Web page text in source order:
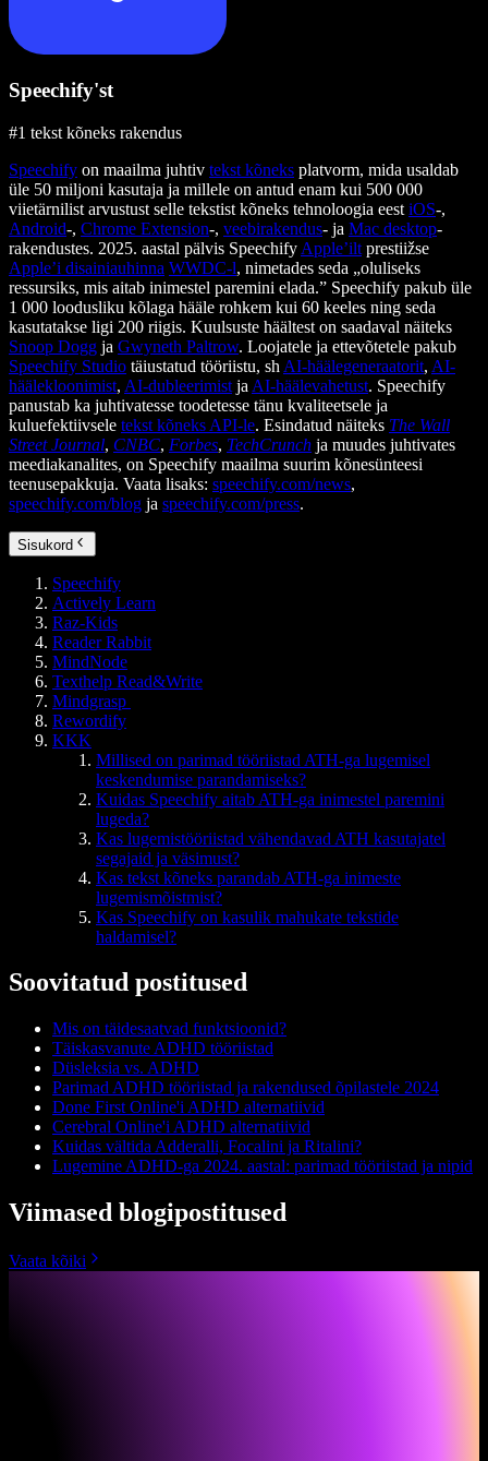
Speechify'st
#1 tekst kõneks rakendus
Speechify on maailma juhtiv tekst kõneks platvorm, mida usaldab
üle 50 miljoni kasutaja ja millele on antud enam kui 500 000
viietärnilist arvustust selle tekstist kõneks tehnoloogia eest iOS-,
Android-, Chrome Extension-, veebirakendus- ja Mac desktop-
rakendustes. 2025. aastal pälvis Speechify Apple’ilt prestiižse
Apple’i disainiauhinna WWDC-l, nimetades seda „oluliseks
ressursiks, mis aitab inimestel paremini elada.” Speechify pakub üle
1 000 loodusliku kõlaga hääle rohkem kui 60 keeles ning seda
kasutatakse ligi 200 riigis. Kuulsuste häältest on saadaval näiteks
Snoop Dogg ja Gwyneth Paltrow. Loojatele ja ettevõtetele pakub
Speechify Studio täiustatud tööriistu, sh AI-häälegeneraatorit, AI-
häälekloonimist, AI-dubleerimist ja AI-häälevahetust. Speechify
panustab ka juhtivatesse toodetesse tänu kvaliteetsele ja
kuluefektiivsele tekst kõneks API-le. Esindatud näiteks The Wall
Street Journal, CNBC, Forbes, TechCrunch ja muudes juhtivates
meediakanalites, on Speechify maailma suurim kõnesünteesi
teenusepakkuja. Vaata lisaks: speechify.com/news,
speechify.com/blog ja speechify.com/press.
Sisukord
Speechify
Actively Learn
Raz-Kids
Reader Rabbit
MindNode
Texthelp Read&Write
Mindgrasp
Rewordify
KKK
Millised on parimad tööriistad ATH-ga lugemisel
keskendumise parandamiseks?
Kuidas Speechify aitab ATH-ga inimestel paremini
lugeda?
Kas lugemistööriistad vähendavad ATH kasutajatel
segajaid ja väsimust?
Kas tekst kõneks parandab ATH-ga inimeste
lugemismõistmist?
Kas Speechify on kasulik mahukate tekstide
haldamisel?
Soovitatud postitused
Mis on täidesaatvad funktsioonid?
Täiskasvanute ADHD tööriistad
Düsleksia vs. ADHD
Parimad ADHD tööriistad ja rakendused õpilastele 2024
Done First Online'i ADHD alternatiivid
Cerebral Online'i ADHD alternatiivid
Kuidas vältida Adderalli, Focalini ja Ritalini?
Lugemine ADHD-ga 2024. aastal: parimad tööriistad ja nipid
Viimased blogipostitused
Vaata kõiki